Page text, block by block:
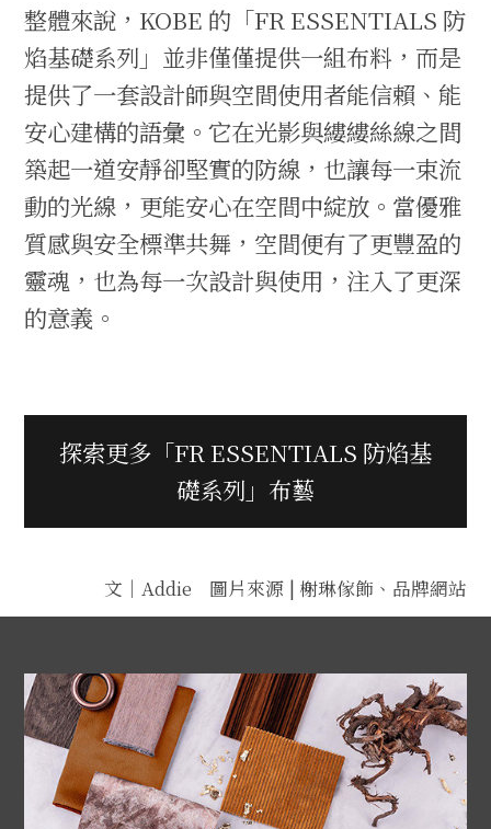
整體來說，KOBE 的「FR ESSENTIALS 防
焰基礎系列」並非僅僅提供一組布料，而是
提供了一套設計師與空間使用者能信賴、能
安心建構的語彙。它在光影與縷縷絲線之間
築起一道安靜卻堅實的防線，也讓每一束流
動的光線，更能安心在空間中綻放。當優雅
質感與安全標準共舞，空間便有了更豐盈的
靈魂，也為每一次設計與使用，注入了更深
的意義。
探索更多「FR ESSENTIALS 防焰基
礎系列」布藝
文｜Addie 圖片來源 | 榭琳傢飾、品牌網站